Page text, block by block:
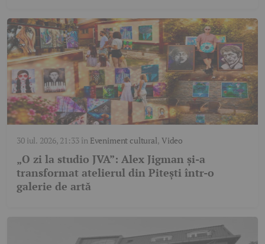
30 iul. 2026, 21:33în Eveniment cultural, Video
„O zi la studio JVA”: Alex Jigman și-a
transformat atelierul din Pitești într-o
galerie de artă